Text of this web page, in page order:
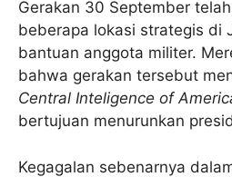
Gerakan 30 September
beberapa lokasi strategis di
bantuan anggota militer.
bahwa gerakan tersebut
Central Inteligence of
bertujuan menurunkan
Kegagalan sebenarnya